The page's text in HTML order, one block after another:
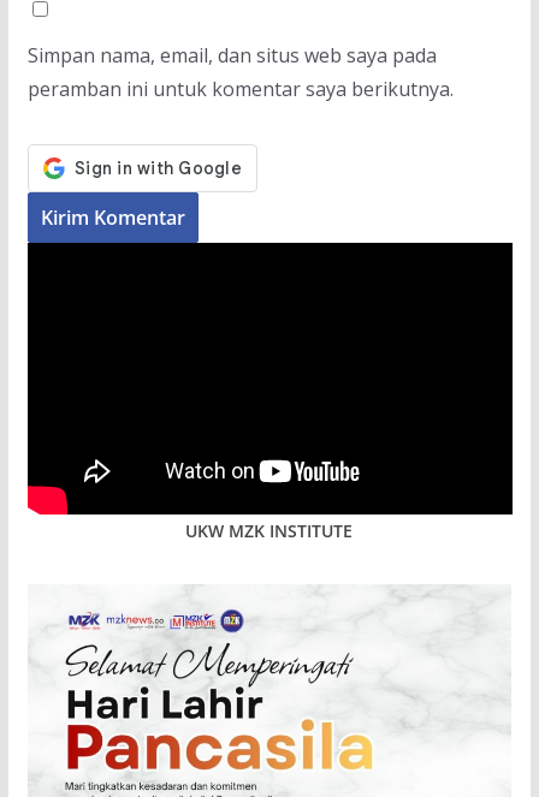
Simpan nama, email, dan situs web saya pada
peramban ini untuk komentar saya berikutnya.
UKW MZK INSTITUTE